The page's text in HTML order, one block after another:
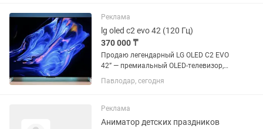
душой — открыта вакансия
менеджера...
Реклама
lg oled c2 evo 42 (120 Гц)
370 000 ₸
Продаю легендарный LG OLED C2 EVO
42” — премиальный OLED-телевизор,
который идеально подходит как для
просмотра фильмов, так и для игр на
качестве профессионального...
Павлодар, сегодня
Реклама
Аниматор детских праздников